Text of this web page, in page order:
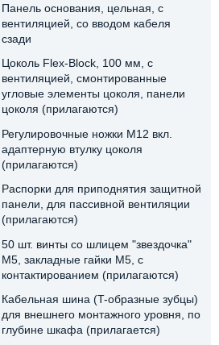
Панель основания, цельная, с
вентиляцией, со вводом кабеля
сзади
Цоколь Flex-Block, 100 мм, с
вентиляцией, смонтированные
угловые элементы цоколя, панели
цоколя (прилагаются)
Регулировочные ножки M12 вкл.
адаптерную втулку цоколя
(прилагаются)
Распорки для приподнятия защитной
панели, для пассивной вентиляции
(прилагаются)
50 шт. винты со шлицем "звездочка"
М5, закладные гайки M5, с
контактированием (прилагаются)
Кабельная шина (T-образные зубцы)
для внешнего монтажного уровня, по
глубине шкафа (прилагается)